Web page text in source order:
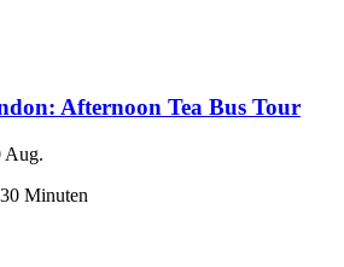
Afternoon Tea Bus Tour
Aug.
Minuten